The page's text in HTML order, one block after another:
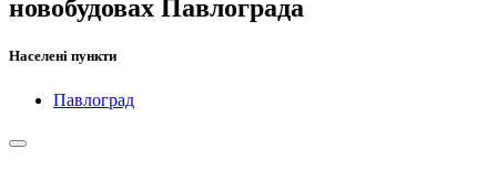
новобудовах Павлограда
Населені пункти
Павлоград